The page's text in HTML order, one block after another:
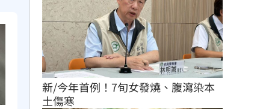
新/今年首例！7旬女發燒、腹瀉染本
土傷寒